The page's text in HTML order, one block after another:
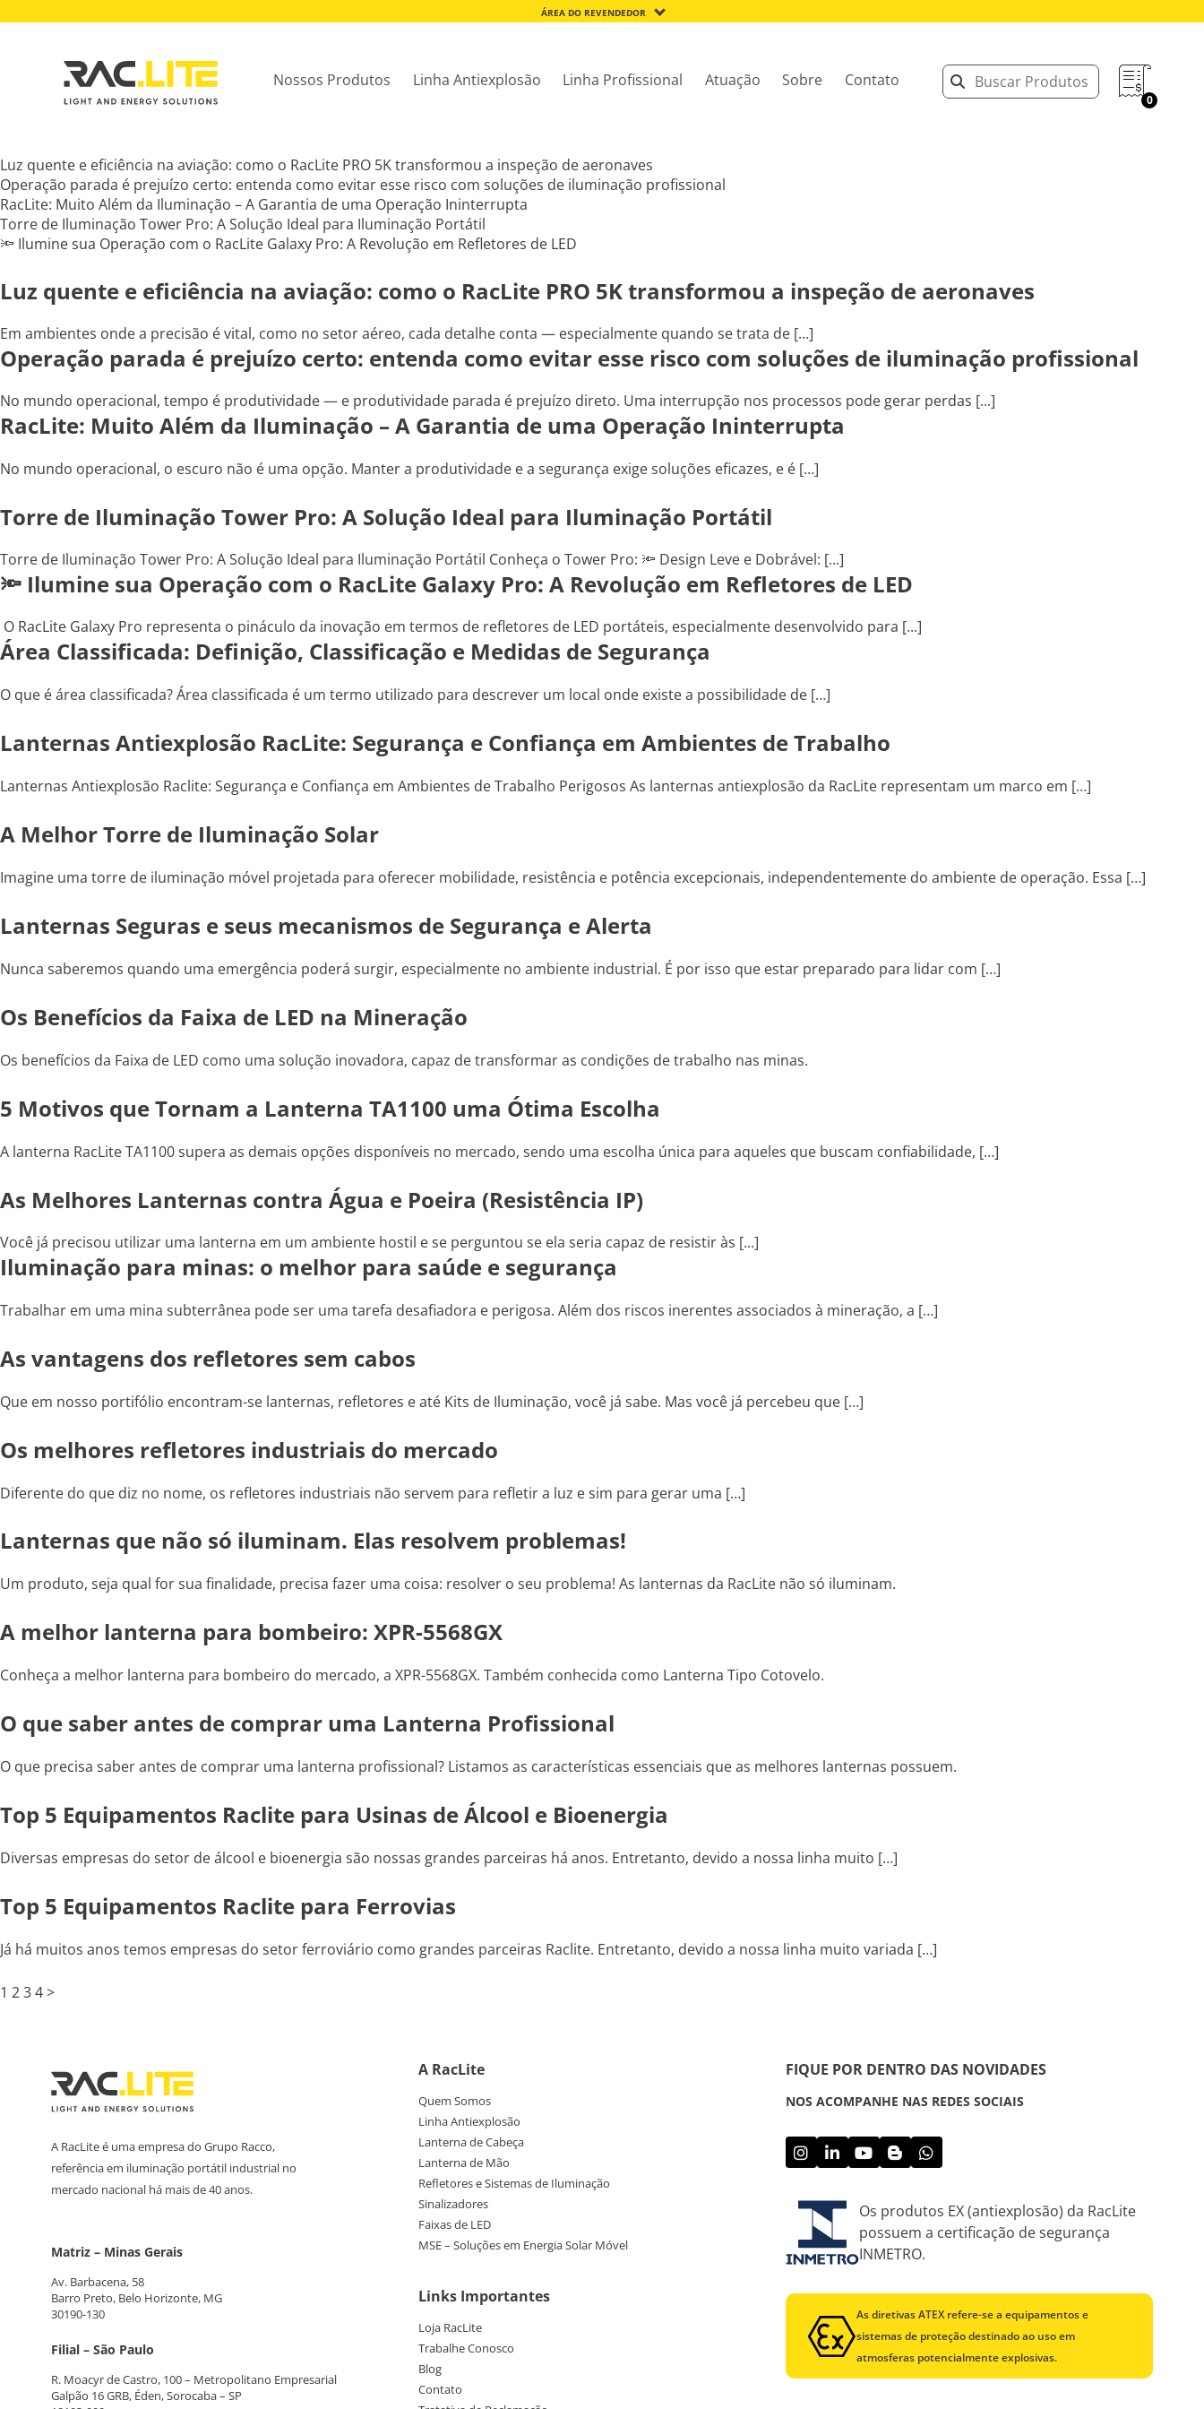
ÁREA DO REVENDEDOR
Nossos Produtos Linha Antiexplosão Linha Profissional Atuação Sobre Contato
0
Luz quente e eficiência na aviação: como o RacLite PRO 5K transformou a inspeção de aeronaves
Operação parada é prejuízo certo: entenda como evitar esse risco com soluções de iluminação profissional
RacLite: Muito Além da Iluminação – A Garantia de uma Operação Ininterrupta
Torre de Iluminação Tower Pro: A Solução Ideal para Iluminação Portátil
🔦 Ilumine sua Operação com o RacLite Galaxy Pro: A Revolução em Refletores de LED
Luz quente e eficiência na aviação: como o RacLite PRO 5K transformou a inspeção de aeronaves
Em ambientes onde a precisão é vital, como no setor aéreo, cada detalhe conta — especialmente quando se trata de [...]
Operação parada é prejuízo certo: entenda como evitar esse risco com soluções de iluminação profissional
No mundo operacional, tempo é produtividade — e produtividade parada é prejuízo direto. Uma interrupção nos processos pode gerar perdas [...]
RacLite: Muito Além da Iluminação – A Garantia de uma Operação Ininterrupta
No mundo operacional, o escuro não é uma opção. Manter a produtividade e a segurança exige soluções eficazes, e é […]
Torre de Iluminação Tower Pro: A Solução Ideal para Iluminação Portátil
Torre de Iluminação Tower Pro: A Solução Ideal para Iluminação Portátil Conheça o Tower Pro: 🔦 Design Leve e Dobrável: [...]
🔦 Ilumine sua Operação com o RacLite Galaxy Pro: A Revolução em Refletores de LED
O RacLite Galaxy Pro representa o pináculo da inovação em termos de refletores de LED portáteis, especialmente desenvolvido para [...]
Área Classificada: Definição, Classificação e Medidas de Segurança
O que é área classificada? Área classificada é um termo utilizado para descrever um local onde existe a possibilidade de […]
Lanternas Antiexplosão RacLite: Segurança e Confiança em Ambientes de Trabalho
Lanternas Antiexplosão Raclite: Segurança e Confiança em Ambientes de Trabalho Perigosos As lanternas antiexplosão da RacLite representam um marco em […]
A Melhor Torre de Iluminação Solar
Imagine uma torre de iluminação móvel projetada para oferecer mobilidade, resistência e potência excepcionais, independentemente do ambiente de operação. Essa […]
Lanternas Seguras e seus mecanismos de Segurança e Alerta
Nunca saberemos quando uma emergência poderá surgir, especialmente no ambiente industrial. É por isso que estar preparado para lidar com […]
Os Benefícios da Faixa de LED na Mineração
Os benefícios da Faixa de LED como uma solução inovadora, capaz de transformar as condições de trabalho nas minas.
5 Motivos que Tornam a Lanterna TA1100 uma Ótima Escolha
A lanterna RacLite TA1100 supera as demais opções disponíveis no mercado, sendo uma escolha única para aqueles que buscam confiabilidade, […]
As Melhores Lanternas contra Água e Poeira (Resistência IP)
Você já precisou utilizar uma lanterna em um ambiente hostil e se perguntou se ela seria capaz de resistir às [...]
Iluminação para minas: o melhor para saúde e segurança
Trabalhar em uma mina subterrânea pode ser uma tarefa desafiadora e perigosa. Além dos riscos inerentes associados à mineração, a […]
As vantagens dos refletores sem cabos
Que em nosso portifólio encontram-se lanternas, refletores e até Kits de Iluminação, você já sabe. Mas você já percebeu que […]
Os melhores refletores industriais do mercado
Diferente do que diz no nome, os refletores industriais não servem para refletir a luz e sim para gerar uma […]
Lanternas que não só iluminam. Elas resolvem problemas!
Um produto, seja qual for sua finalidade, precisa fazer uma coisa: resolver o seu problema! As lanternas da RacLite não só iluminam.
A melhor lanterna para bombeiro: XPR-5568GX
Conheça a melhor lanterna para bombeiro do mercado, a XPR-5568GX. Também conhecida como Lanterna Tipo Cotovelo.
O que saber antes de comprar uma Lanterna Profissional
O que precisa saber antes de comprar uma lanterna profissional? Listamos as características essenciais que as melhores lanternas possuem.
Top 5 Equipamentos Raclite para Usinas de Álcool e Bioenergia
Diversas empresas do setor de álcool e bioenergia são nossas grandes parceiras há anos. Entretanto, devido a nossa linha muito […]
Top 5 Equipamentos Raclite para Ferrovias
Já há muitos anos temos empresas do setor ferroviário como grandes parceiras Raclite. Entretanto, devido a nossa linha muito variada […]
1 234>
A RacLite é uma empresa do Grupo Racco,
referência em iluminação portátil industrial no
mercado nacional há mais de 40 anos.
Matriz – Minas Gerais
Av. Barbacena, 58
Barro Preto, Belo Horizonte, MG
30190-130
Filial – São Paulo
R. Moacyr de Castro, 100 – Metropolitano Empresarial
Galpão 16 GRB, Éden, Sorocaba – SP
A RacLite
Quem Somos
Linha Antiexplosão
Lanterna de Cabeça
Lanterna de Mão
Refletores e Sistemas de Iluminação
Sinalizadores
Faixas de LED
MSE – Soluções em Energia Solar Móvel
Links Importantes
Loja RacLite
Trabalhe Conosco
Blog
Contato
FIQUE POR DENTRO DAS NOVIDADES
NOS ACOMPANHE NAS REDES SOCIAIS
Os produtos EX (antiexplosão) da RacLite
possuem a certificação de segurança
INMETRO.
As diretivas ATEX refere-se a equipamentos e
sistemas de proteção destinado ao uso em
atmosferas potencialmente explosivas.